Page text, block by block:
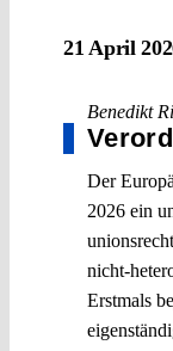
21 April
Benedikt
Der
2026 ein
nicht-
Erstmals